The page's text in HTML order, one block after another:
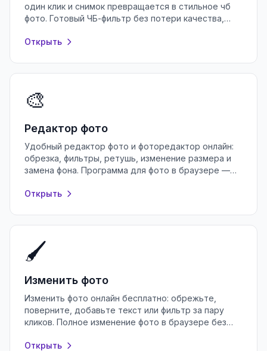
один клик и снимок превращается в стильное чб
фото. Готовый ЧБ-фильтр без потери качества,
Открыть
🎨
Редактор фото
Удобный редактор фото и фоторедактор онлайн:
обрезка, фильтры, ретушь, изменение размера и
замена фона. Программа для фото в браузере —
Открыть
🖌️
Изменить фото
Изменить фото онлайн бесплатно: обрежьте,
поверните, добавьте текст или фильтр за пару
кликов. Полное изменение фото в браузере без
Открыть